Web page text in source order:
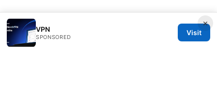
×
VPN
SPONSORED
Visit